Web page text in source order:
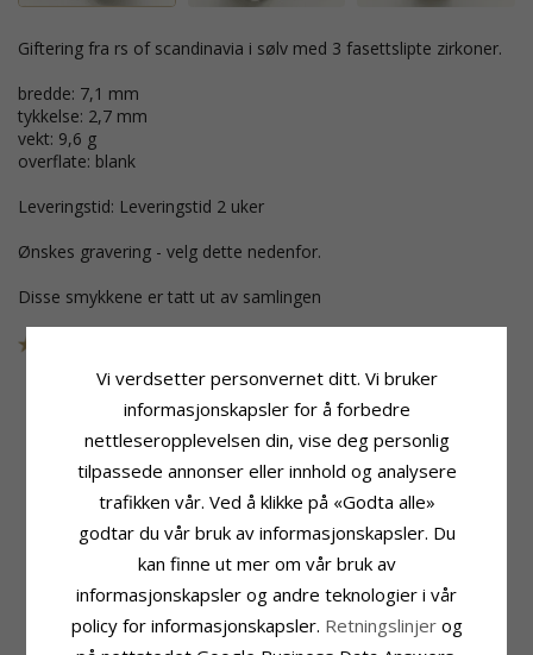
giftering fra rs of scandinavia i sølv med 3 fasettslipte zirkoner.
bredde: 7,1 mm
tykkelse: 2,7 mm
vekt: 9,6 g
overflate: blank
Leveringstid: Leveringstid 2 uker
Ønskes gravering - velg dette nedenfor.
Disse smykkene er tatt ut av samlingen
Produktinformasjon
Ringtype:
Giftering Fra Rs Of Scandinavia
Overflate:Blank
Stein
Antall:3
Sliping: Fasettslipt
Ringskinne
Tykkelse:2,7 mm
Vekt: 9,6 G
Vi verdsetter personvernet ditt. Vi bruker
informasjonskapsler for å forbedre
nettleseropplevelsen din, vise deg personlig
tilpassede annonser eller innhold og analysere
trafikken vår. Ved å klikke på «Godta alle»
godtar du vår bruk av informasjonskapsler. Du
kan finne ut mer om vår bruk av
informasjonskapsler og andre teknologier i vår
policy for informasjonskapsler. Retningslinjer og